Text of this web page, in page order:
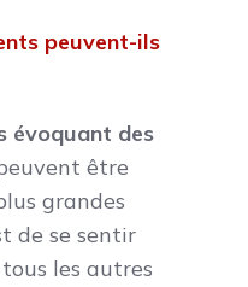
peuvent-ils
évoquant des
être
grandes
de se sentir
les autres